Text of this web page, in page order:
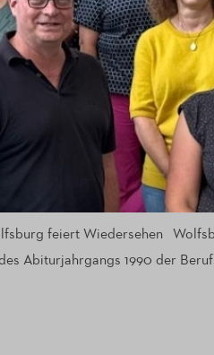
feiert Wiedersehen
Abiturjahrgangs 1990 der